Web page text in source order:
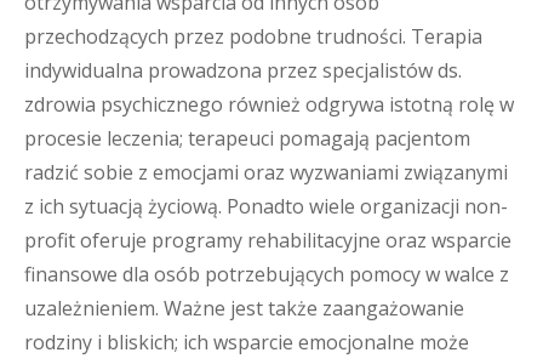
przechodzących przez podobne trudności. Terapia
indywidualna prowadzona przez specjalistów ds.
zdrowia psychicznego również odgrywa istotną rolę w
procesie leczenia; terapeuci pomagają pacjentom
radzić sobie z emocjami oraz wyzwaniami związanymi
z ich sytuacją życiową. Ponadto wiele organizacji non-
profit oferuje programy rehabilitacyjne oraz wsparcie
finansowe dla osób potrzebujących pomocy w walce z
uzależnieniem. Ważne jest także zaangażowanie
rodziny i bliskich; ich wsparcie emocjonalne może